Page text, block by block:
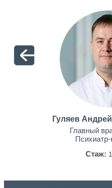
Гуляев
Главный
Психиатр-
Стаж: